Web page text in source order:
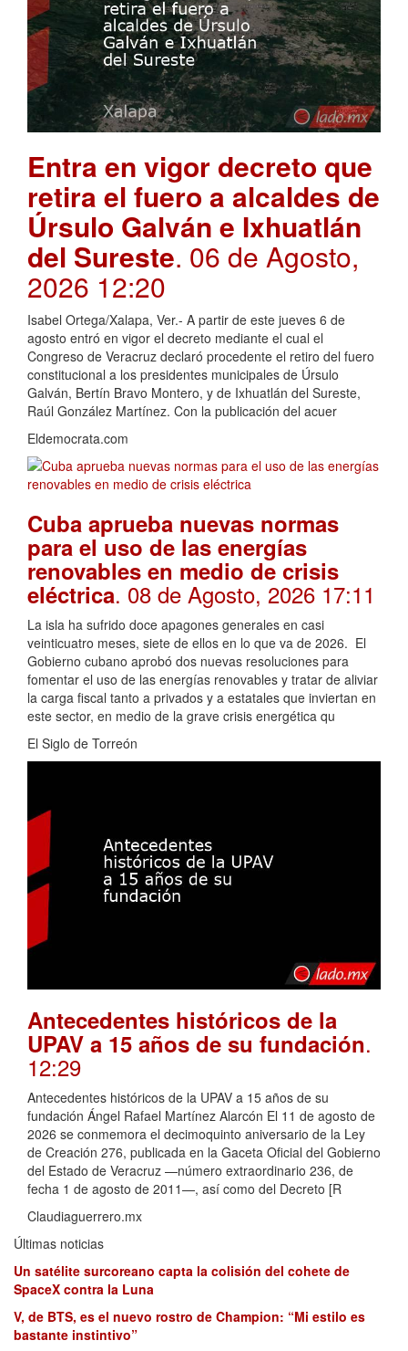
Entra en vigor decreto que
retira el fuero a alcaldes de
Úrsulo Galván e Ixhuatlán
del Sureste. 06 de Agosto,
2026 12:20
Isabel Ortega/Xalapa, Ver.- A partir de este jueves 6 de
agosto entró en vigor el decreto mediante el cual el
Congreso de Veracruz declaró procedente el retiro del fuero
constitucional a los presidentes municipales de Úrsulo
Galván, Bertín Bravo Montero, y de Ixhuatlán del Sureste,
Raúl González Martínez. Con la publicación del acuer
Eldemocrata.com
Cuba aprueba nuevas normas
para el uso de las energías
renovables en medio de crisis
eléctrica. 08 de Agosto, 2026 17:11
La isla ha sufrido doce apagones generales en casi
veinticuatro meses, siete de ellos en lo que va de 2026. El
Gobierno cubano aprobó dos nuevas resoluciones para
fomentar el uso de las energías renovables y tratar de aliviar
la carga fiscal tanto a privados y a estatales que inviertan en
este sector, en medio de la grave crisis energética qu
El Siglo de Torreón
Antecedentes históricos de la
UPAV a 15 años de su fundación.
12:29
Antecedentes históricos de la UPAV a 15 años de su
fundación Ángel Rafael Martínez Alarcón El 11 de agosto de
2026 se conmemora el decimoquinto aniversario de la Ley
de Creación 276, publicada en la Gaceta Oficial del Gobierno
del Estado de Veracruz —número extraordinario 236, de
fecha 1 de agosto de 2011—, así como del Decreto [R
Claudiaguerrero.mx
Últimas noticias
Un satélite surcoreano capta la colisión del cohete de
SpaceX contra la Luna
V, de BTS, es el nuevo rostro de Champion: “Mi estilo es
bastante instintivo”